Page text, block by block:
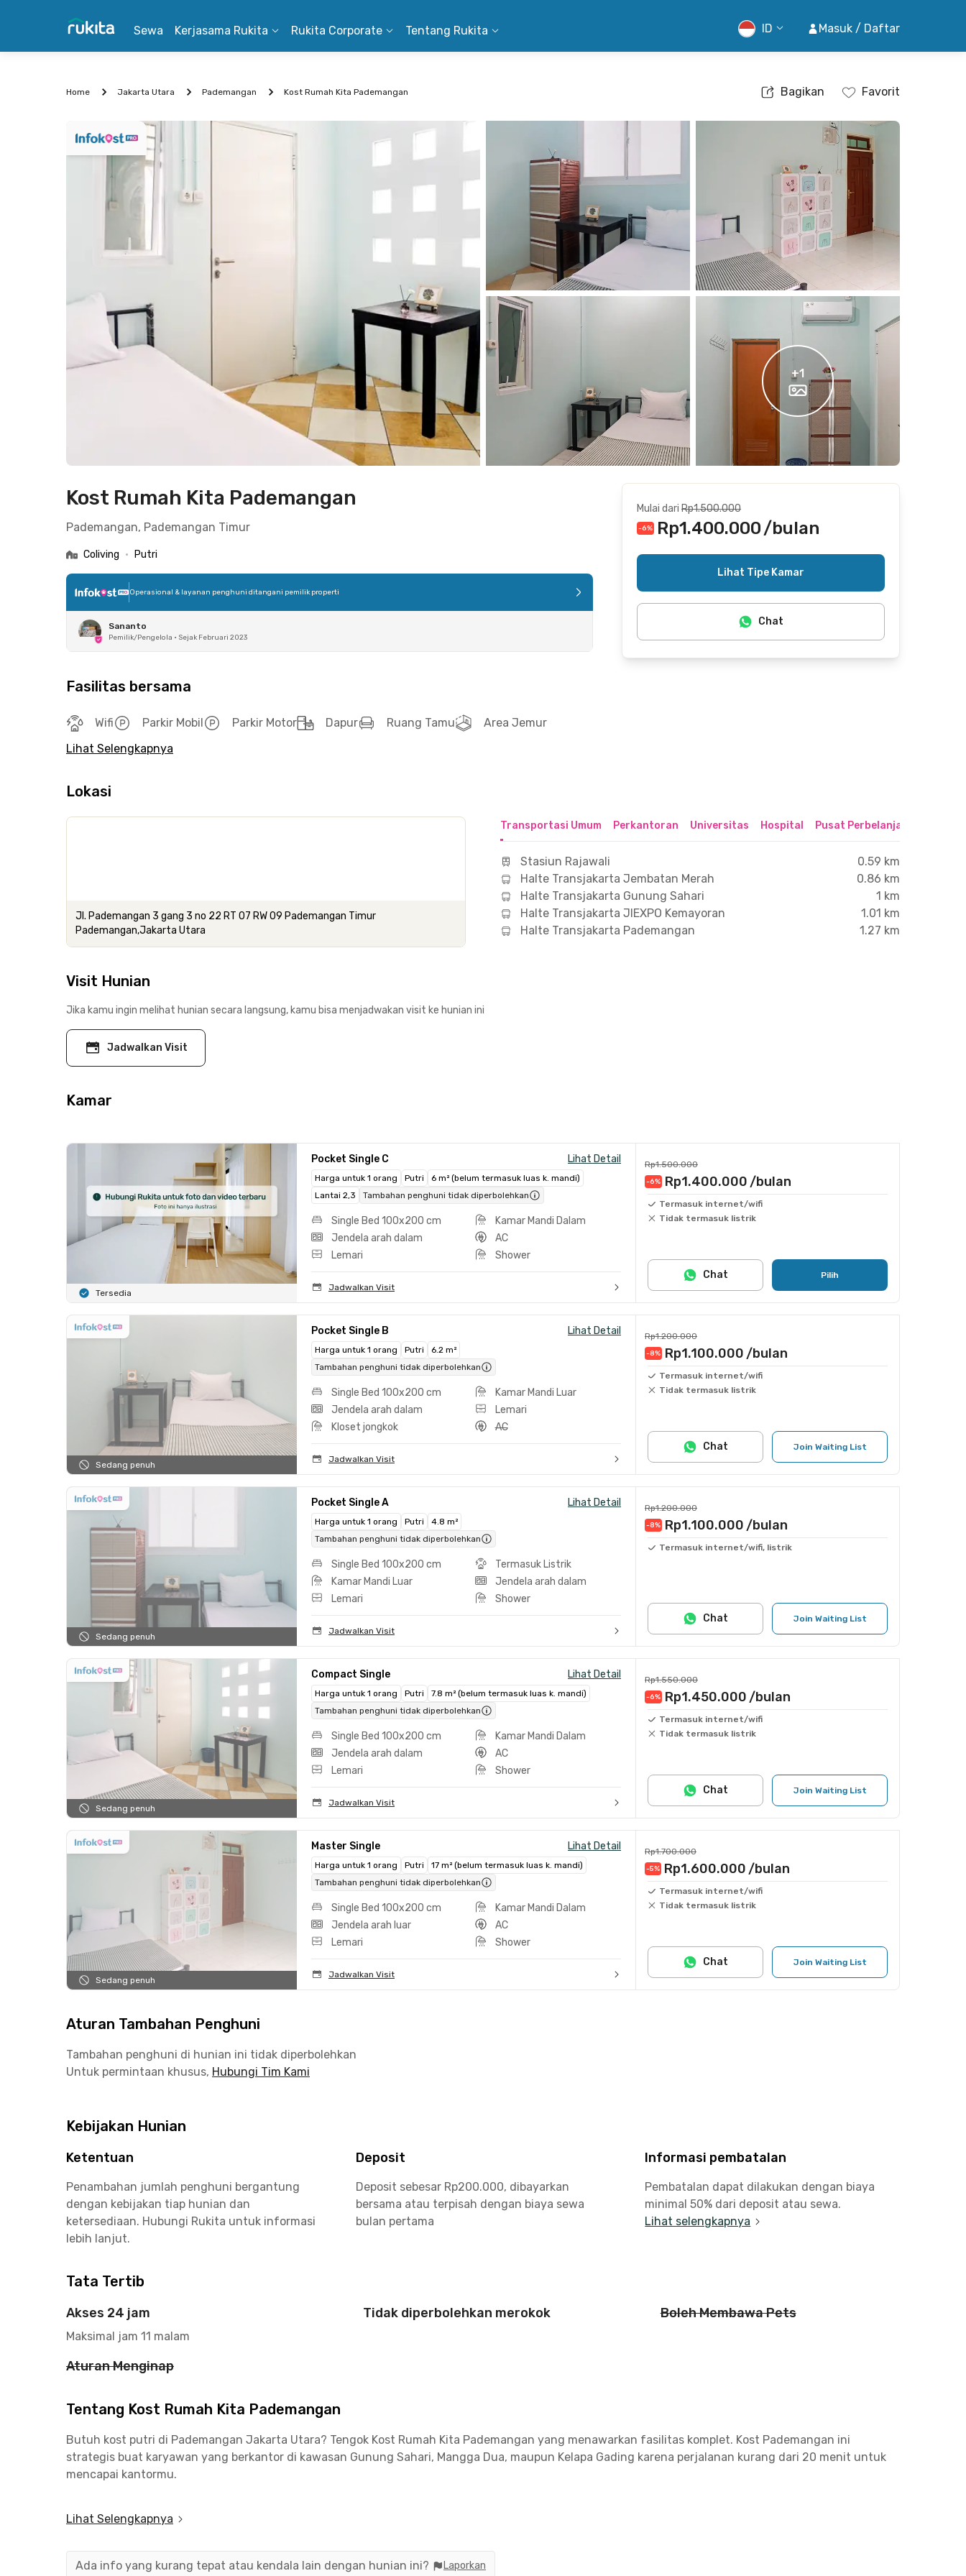
Sewa Kerjasama Rukita Rukita Corporate Tentang Rukita ID Masuk / Daftar
Home Jakarta Utara Pademangan Kost Rumah Kita Pademangan Bagikan Favorit
+1
Kost Rumah Kita Pademangan
Pademangan, Pademangan Timur
Coliving • Putri
Operasional & layanan penghuni ditangani pemilik properti
Sananto
Pemilik/Pengelola • Sejak Februari 2023
Fasilitas bersama
Wifi Parkir Mobil Parkir Motor Dapur Ruang Tamu
Area Jemur
Lihat Selengkapnya
Mulai dari Rp1.500.000
-6% Rp1.400.000/bulan
Lihat Tipe Kamar
Chat
Lokasi
Jl. Pademangan 3 gang 3 no 22 RT 07 RW 09 Pademangan Timur
Pademangan,Jakarta Utara
Transportasi Umum Perkantoran Universitas Hospital Pusat Perbelanjaan &
Stasiun Rajawali
0.59 km
Halte Transjakarta Jembatan Merah
0.86 km
Halte Transjakarta Gunung Sahari
1 km
Halte Transjakarta JIEXPO Kemayoran
1.01 km
Halte Transjakarta Pademangan
1.27 km
Visit Hunian
Jika kamu ingin melihat hunian secara langsung, kamu bisa menjadwakan visit ke hunian ini
Jadwalkan Visit
Kamar
Tersedia
Pocket Single C Lihat Detail
Harga untuk 1 orang Putri
6 m² (belum termasuk luas k. mandi)
Lantai 2,3
Tambahan penghuni tidak diperbolehkan
Single Bed 100x200 cm
Kamar Mandi Dalam
Jendela arah dalam
AC
Lemari
Shower
Jadwalkan Visit
Rp1.500.000
-6% Rp1.400.000 /bulan
Termasuk internet/wifi
Tidak termasuk listrik
Pilih
Chat
Sedang penuh
Pocket Single B Lihat Detail
Harga untuk 1 orang Putri
6.2 m²
Tambahan penghuni tidak diperbolehkan
Single Bed 100x200 cm
Kamar Mandi Luar
Jendela arah dalam
Lemari
Kloset jongkok
AC
Jadwalkan Visit
Rp1.200.000
-8% Rp1.100.000 /bulan
Termasuk internet/wifi
Tidak termasuk listrik
Join Waiting List
Chat
Sedang penuh
Pocket Single A Lihat Detail
Harga untuk 1 orang Putri
4.8 m²
Tambahan penghuni tidak diperbolehkan
Single Bed 100x200 cm
Termasuk Listrik
Kamar Mandi Luar
Jendela arah dalam
Lemari
Shower
Jadwalkan Visit
Rp1.200.000
-8% Rp1.100.000 /bulan
Termasuk internet/wifi, listrik
Join Waiting List
Chat
Sedang penuh
Compact Single Lihat Detail
Harga untuk 1 orang Putri
7.8 m² (belum termasuk luas k. mandi)
Tambahan penghuni tidak diperbolehkan
Single Bed 100x200 cm
Kamar Mandi Dalam
Jendela arah dalam
AC
Lemari
Shower
Jadwalkan Visit
Rp1.550.000
-6% Rp1.450.000 /bulan
Termasuk internet/wifi
Tidak termasuk listrik
Join Waiting List
Chat
Sedang penuh
Master Single Lihat Detail
Harga untuk 1 orang Putri
17 m² (belum termasuk luas k. mandi)
Tambahan penghuni tidak diperbolehkan
Single Bed 100x200 cm
Kamar Mandi Dalam
Jendela arah luar
AC
Lemari
Shower
Jadwalkan Visit
Rp1.700.000
-5% Rp1.600.000 /bulan
Termasuk internet/wifi
Tidak termasuk listrik
Join Waiting List
Chat
Aturan Tambahan Penghuni
Tambahan penghuni di hunian ini tidak diperbolehkan
Untuk permintaan khusus, Hubungi Tim Kami
Kebijakan Hunian
Ketentuan
Penambahan jumlah penghuni bergantung
dengan kebijakan tiap hunian dan
ketersediaan. Hubungi Rukita untuk informasi
lebih lanjut.
Deposit
Deposit sebesar Rp200.000, dibayarkan
bersama atau terpisah dengan biaya sewa
bulan pertama
Informasi pembatalan
Pembatalan dapat dilakukan dengan biaya
minimal 50% dari deposit atau sewa.
Lihat selengkapnya
Tata Tertib
Akses 24 jam
Maksimal jam 11 malam
Tidak diperbolehkan merokok Boleh Membawa Pets
Aturan Menginap
Tentang Kost Rumah Kita Pademangan
Butuh kost putri di Pademangan Jakarta Utara? Tengok Kost Rumah Kita Pademangan yang menawarkan fasilitas komplet. Kost Pademangan ini
strategis buat karyawan yang berkantor di kawasan Gunung Sahari, Mangga Dua, maupun Kelapa Gading karena perjalanan kurang dari 20 menit untuk
mencapai kantormu.
Pademangan ini. Asyiknya lagi, nih, buat kamu yang masih mengandalkan transportasi publik untuk beraktivitas sehari-hari bisa menggunakan KRL
Lihat Selengkapnya
Ada info yang kurang tepat atau kendala lain dengan hunian ini? Laporkan